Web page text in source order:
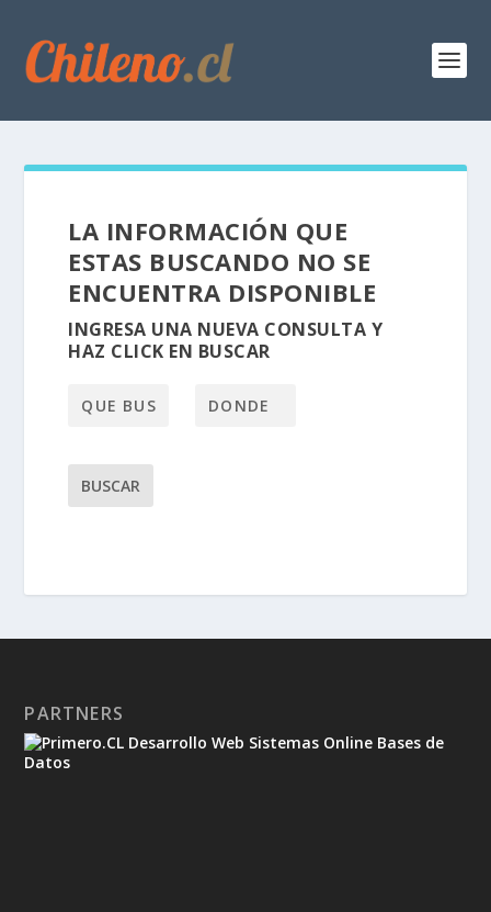
LA INFORMACIÓN QUE
ESTAS BUSCANDO NO SE
ENCUENTRA DISPONIBLE
INGRESA UNA NUEVA CONSULTA Y
HAZ CLICK EN BUSCAR
PARTNERS